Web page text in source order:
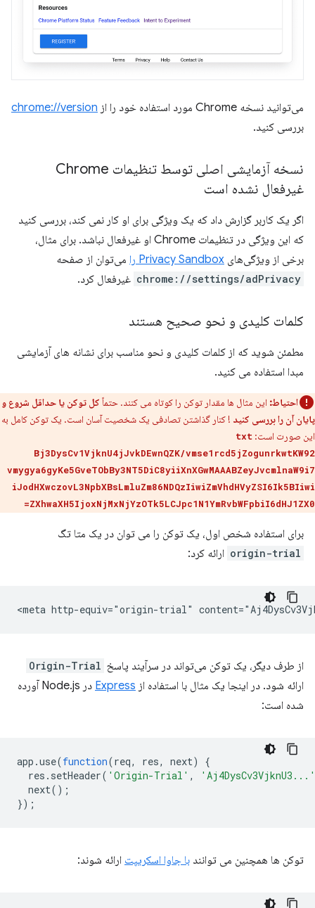
می‌توانید نسخه Chrome مورد استفاده خود را از
chrome://version
بررسی کنید.
نسخه آزمایشی اصلی توسط تنظیمات Chrome
غیرفعال نشده است
اگر یک کاربر گزارش داد که یک ویژگی برای او کار نمی کند، بررسی کنید
که این ویژگی در تنظیمات Chrome او غیرفعال نباشد. برای مثال،
برخی از ویژگی‌های Privacy Sandbox را می‌توان از صفحه
chrome://settings/adPrivacy غیرفعال کرد.
کلمات کلیدی و نحو صحیح هستند
مطمئن شوید که از کلمات کلیدی و نحو مناسب برای نشانه های آزمایشی
مبدا استفاده می کنید.
احتیاط: این مثال ها مقدار توکن را کوتاه می کنند. حتماً کل توکن یا حداقل شروع و
پایان آن را بررسی کنید ! کنار گذاشتن تصادفی یک شخصیت آسان است. یک توکن کامل به
این صورت است: txt
Bj3DysCv1VjknU4jJvkDEwnQZK/vmse1rcd5jZogunrkwtKW92
vmygya6gyKe5GveTObBy3NT5DiC8yiiXnXGwMAAABZeyJvcmlnaW9i7
iJodHXwczovL3NpbXBsLmluZm86NDQzIiwiZmVhdHVyZSI6Ik5BIiwi
ZXhwaXH5IjoxNjMxNjYzOTk5LCJpc1N1YmRvbWFpbiI6dHJ1ZX0=
برای استفاده شخص اول، یک توکن را می توان در یک متا تگ
origin-trial ارائه کرد:
از طرف دیگر، یک توکن می‌تواند در سرآیند پاسخ Origin-Trial
ارائه شود. در اینجا یک مثال با استفاده از Express
در Node.js آورده
شده است:
app .use(function(req, res, next)
{
res . setHeader( 'Origin-Trial' ,
'Aj4DysCv3VjknU3...'
next();
});
توکن ها همچنین می توانند با جاوا اسکریپت ارائه شوند: